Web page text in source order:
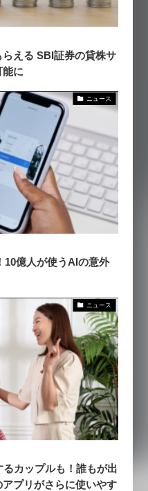
える SBI証券の貸株サ
能に
ニュース
10億人が使うAIの意外
ニュース
カップルも！誰もが出
プリがさらに使いやす